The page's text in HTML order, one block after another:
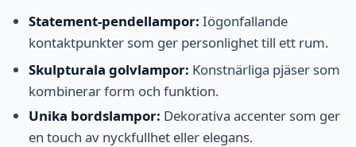
Statement-pendellampor: Iögonfallande
kontaktpunkter som ger personlighet till ett rum.
Skulpturala golvlampor: Konstnärliga pjäser som
kombinerar form och funktion.
Unika bordslampor: Dekorativa accenter som ger
en touch av nyckfullhet eller elegans.